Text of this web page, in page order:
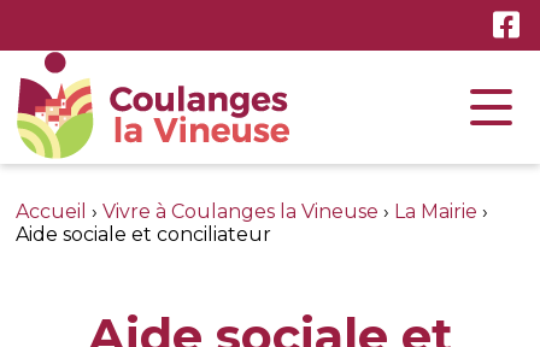
Accueil ›Vivre à Coulanges la Vineuse › La Mairie ›
Aide sociale et conciliateur